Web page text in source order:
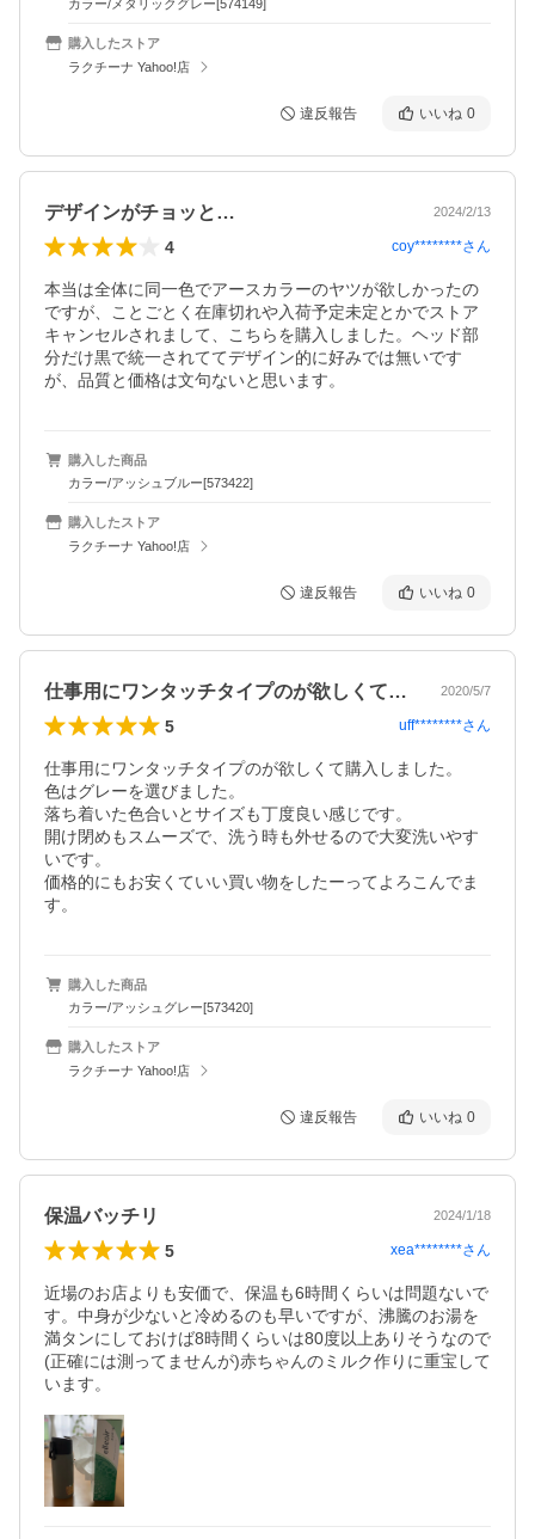
カラー/メタリックグレー[574149]
購入したストア
ラクチーナ Yahoo!店
違反報告 いいね 0
デザインがチョッと… 2024/2/13
4 coy********さん
本当は全体に同一色でアースカラーのヤツが欲しかったの
ですが、ことごとく在庫切れや入荷予定未定とかでストア
キャンセルされまして、こちらを購入しました。ヘッド部
分だけ黒で統一されててデザイン的に好みでは無いです
が、品質と価格は文句ないと思います。
購入した商品
カラー/アッシュブルー[573422]
購入したストア
ラクチーナ Yahoo!店
違反報告 いいね 0
仕事用にワンタッチタイプのが欲しくて購… 2020/5/7
5 uff********さん
仕事用にワンタッチタイプのが欲しくて購入しました。
色はグレーを選びました。
落ち着いた色合いとサイズも丁度良い感じです。
開け閉めもスムーズで、洗う時も外せるので大変洗いやす
いです。
価格的にもお安くていい買い物をしたーってよろこんでま
す。
購入した商品
カラー/アッシュグレー[573420]
購入したストア
ラクチーナ Yahoo!店
違反報告 いいね 0
保温バッチリ 2024/1/18
5 xea********さん
近場のお店よりも安価で、保温も6時間くらいは問題ないで
す。中身が少ないと冷めるのも早いですが、沸騰のお湯を
満タンにしておけば8時間くらいは80度以上ありそうなので
(正確には測ってませんが)赤ちゃんのミルク作りに重宝して
います。